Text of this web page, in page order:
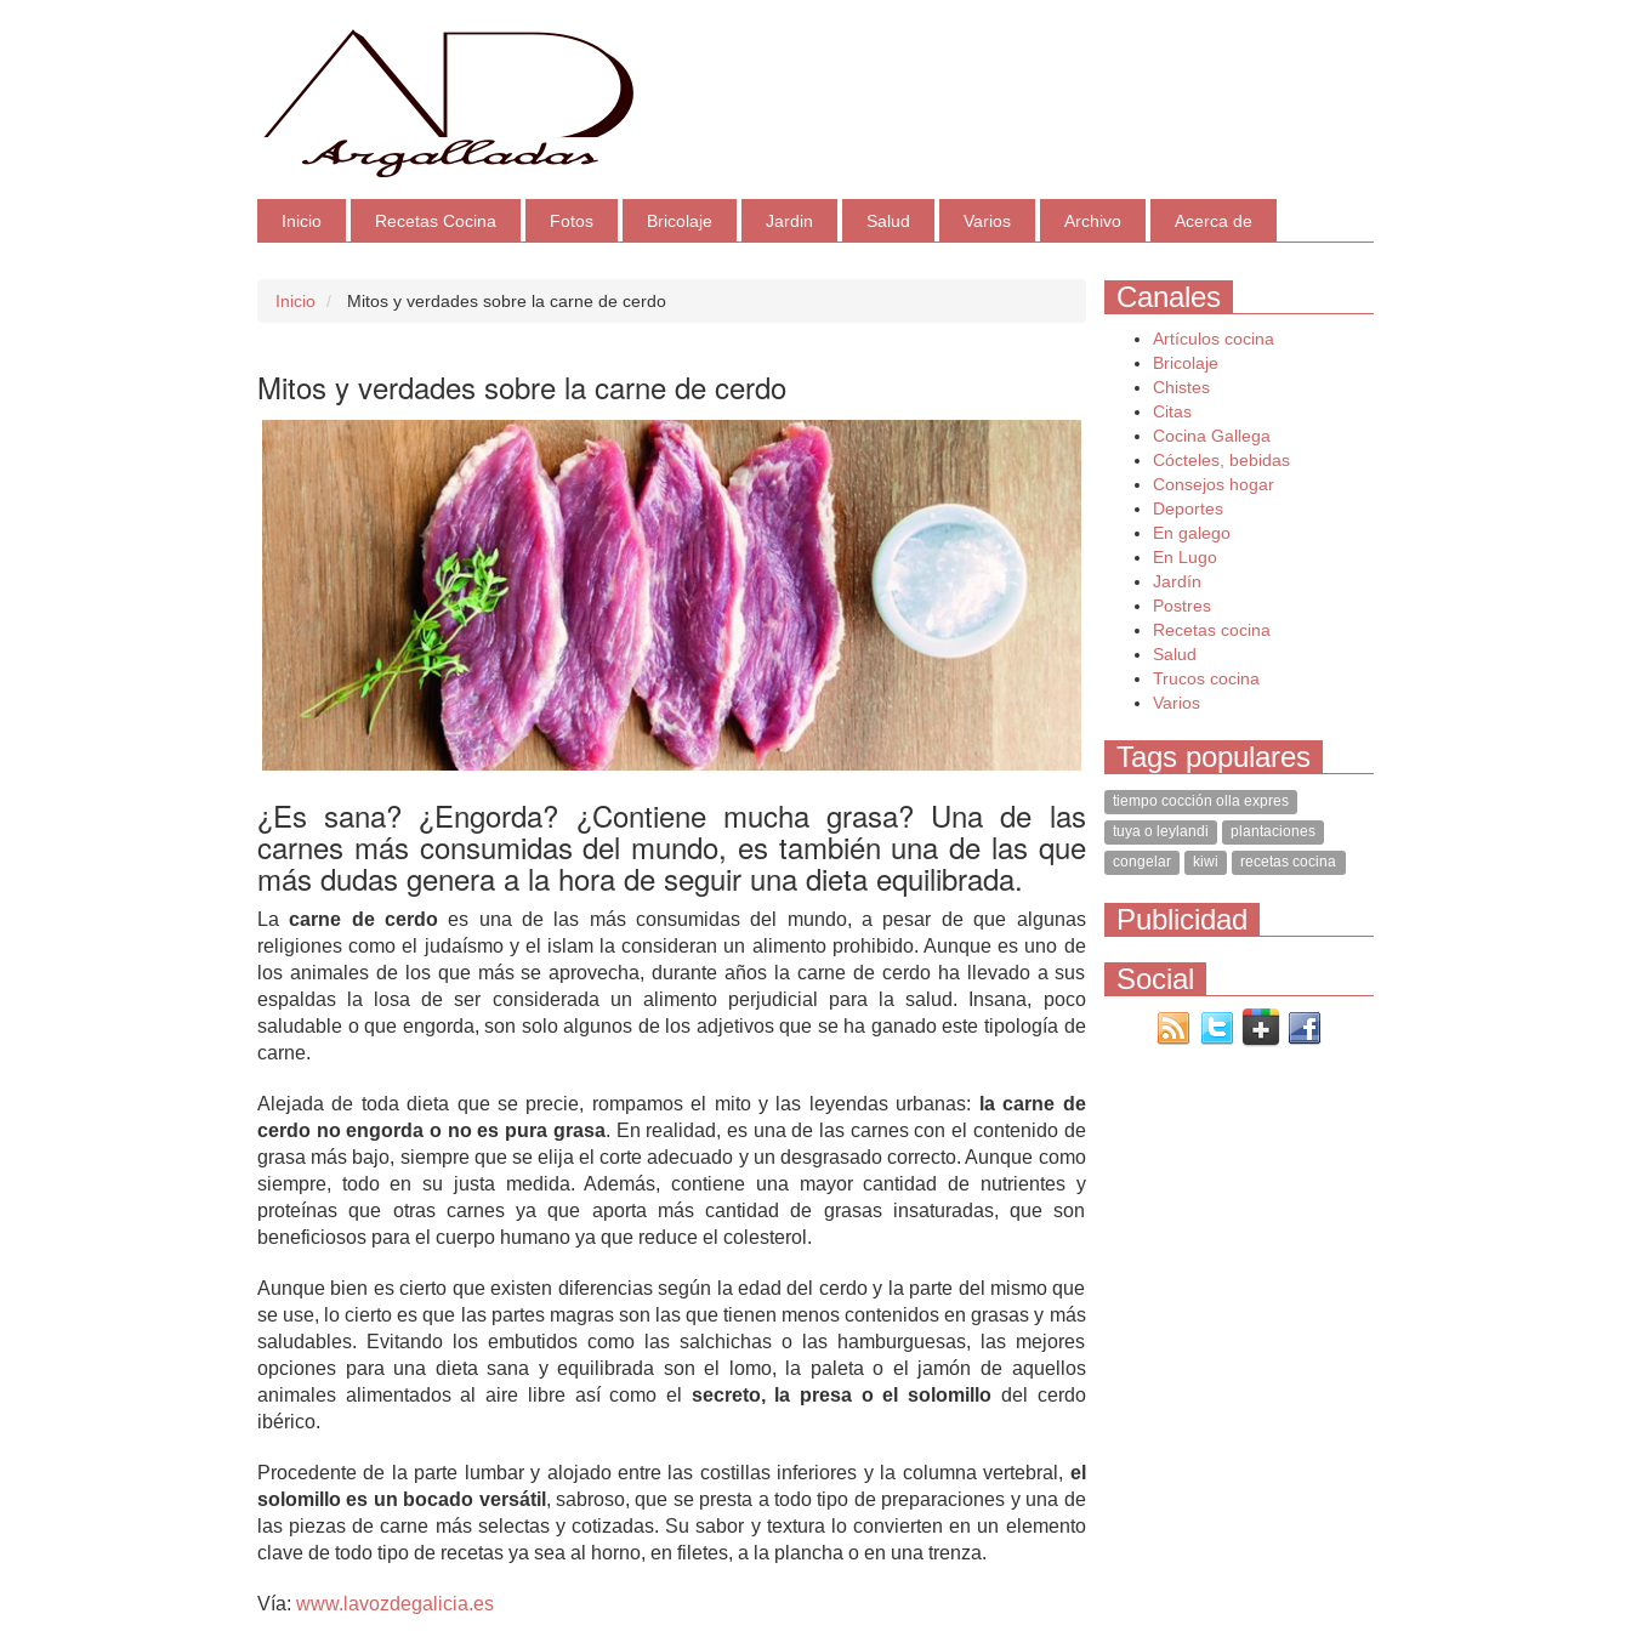
Inicio Recetas Cocina Fotos Bricolaje Jardin Salud Varios Archivo Acerca de
Inicio Mitos y verdades sobre la carne de cerdo
Mitos y verdades sobre la carne de cerdo
¿Es sana? ¿Engorda? ¿Contiene mucha grasa? Una de las
carnes más consumidas del mundo, es también una de las que
más dudas genera a la hora de seguir una dieta equilibrada.
Lacarne de cerdo es una de las más consumidas del mundo, a pesar de que algunas
religiones como el judaísmo y el islam la consideran un alimento prohibido. Aunque es uno de
los animales de los que más se aprovecha, durante años la carne de cerdo ha llevado a sus
espaldas la losa de ser considerada un alimento perjudicial para la salud. Insana, poco
saludable o que engorda, son solo algunos de los adjetivos que se ha ganado este tipología de
carne.
Alejada de toda dieta que se precie, rompamos el mito y las leyendas urbanas:
la carne de
cerdo no engorda o no es pura grasa. En realidad, es una de las carnes con el contenido de
grasa más bajo, siempre que se elija el corte adecuado y un desgrasado correcto. Aunque como
siempre, todo en su justa medida. Además, contiene una mayor cantidad de nutrientes y
proteínas que otras carnes ya que aporta más cantidad de grasas insaturadas, que son
beneficiosos para el cuerpo humano ya que reduce el colesterol.
Aunque bien es cierto que existen diferencias según la edad del cerdo y la parte del mismo que
se use, lo cierto es que las partes magras son las que tienen menos contenidos en grasas y más
saludables. Evitando los embutidos como las salchichas o las hamburguesas, las mejores
opciones para una dieta sana y equilibrada son el lomo, la paleta o el jamón de aquellos
animales alimentados al aire libre así como el secreto, la presa o el solomillo del cerdo
ibérico.
Procedente de la parte lumbar y alojado entre las costillas inferiores y la columna vertebral, el
solomillo es un bocado versátil , sabroso, que se presta a todo tipo de preparaciones y una de
las piezas de carne más selectas y cotizadas. Su sabor y textura lo convierten en un elemento
clave de todo tipo de recetas ya sea al horno, en filetes, a la plancha o en una trenza.
Vía: www.lavozdegalicia.es
Canales
Artículos cocina
Bricolaje
Chistes
Citas
Cocina Gallega
Cócteles, bebidas
Consejos hogar
Deportes
En galego
En Lugo
Jardín
Postres
Recetas cocina
Salud
Trucos cocina
Varios
Tags populares
tiempo cocción olla expres
tuya o leylandi
plantaciones
congelar
kiwi recetas cocina
Publicidad
Social